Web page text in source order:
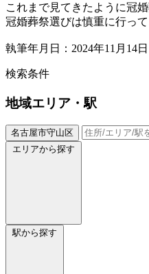
これまで見てきたように冠
冠婚葬祭選びは慎重に行っ
執筆年月日：2024年11月14日
検索条件
地域エリア・駅
名古屋市守山区
エリアから探す
駅から探す